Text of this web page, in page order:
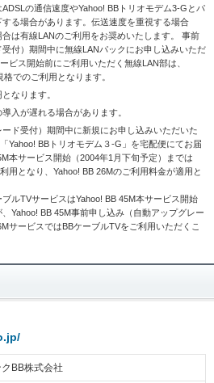
の通信速度やYahoo! BBトリオモデム3-Gとパ
る場合があります。伝送速度を重視する場合
は有線LANのご利用をお奨めいたします。 事前
付）期間中に無線LANパックにお申し込みいただ
ビス開始前にご利用いただく無線LAN部は、
でのご利用となります。
なります。
入が遅れる場合があります。
ド受付）期間中に新規にお申し込みいただいた
Yahoo! BBトリオモデム３-G」を宅配便にてお届
本サービス開始（2004年1月下旬予定）までは
用となり、Yahoo! BB 26Mのご利用料金が適用と
ルTVサービスはYahoo! BB 45M本サービス開始
Yahoo! BB 45M事前申し込み（自動アップグレー
サービスではBBケーブルTVをご利用いただくこ
BB株式会社